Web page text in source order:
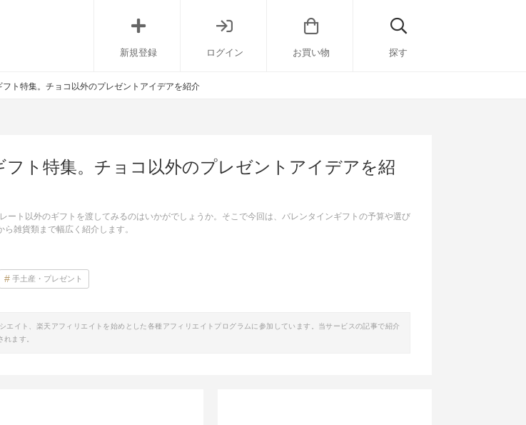
新規登録 ログイン お買い物 探す
フト特集。チョコ以外のプレゼントアイデアを紹介
フト特集。チョコ以外のプレゼントアイデアを紹
ート以外のギフトを渡してみるのはいかがでしょうか。そこで今回は、バレンタインギフトの予算や選び
雑貨類まで幅広く紹介します。
手土産・プレゼント
イト、楽天アフィリエイトを始めとした各種アフィリエイトプログラムに参加しています。当サービスの記事で紹介
ます。